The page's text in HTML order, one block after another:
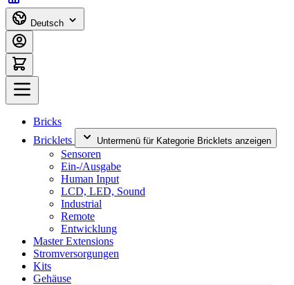
Deutsch
Bricks
Bricklets
Untermenü für Kategorie Bricklets anzeigen
Sensoren
Ein-/Ausgabe
Human Input
LCD, LED, Sound
Industrial
Remote
Entwicklung
Master Extensions
Stromversorgungen
Kits
Gehäuse